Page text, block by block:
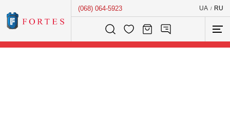
(068) 064-5923 UA / RU
Розумний пошук...